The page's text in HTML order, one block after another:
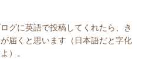
グに英語で投稿してくれたら、き
届くと思います（日本語だと字化
）。